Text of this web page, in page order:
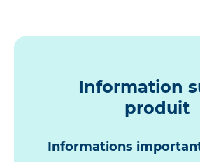
Information
produit
Informations